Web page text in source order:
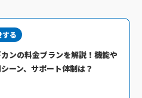
する
ンの料金プランを解説！機能や
ーン、サポート体制は？